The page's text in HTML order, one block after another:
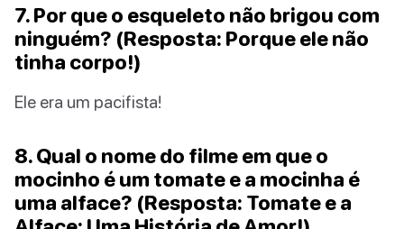
7. Por que o esqueleto não brigou com
ninguém? (Resposta: Porque ele não
tinha corpo!)
Ele era um pacifista!
8. Qual o nome do filme em que o
mocinho é um tomate e a mocinha é
uma alface? (Resposta: Tomate e a